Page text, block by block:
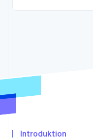
Identity
Introduktion